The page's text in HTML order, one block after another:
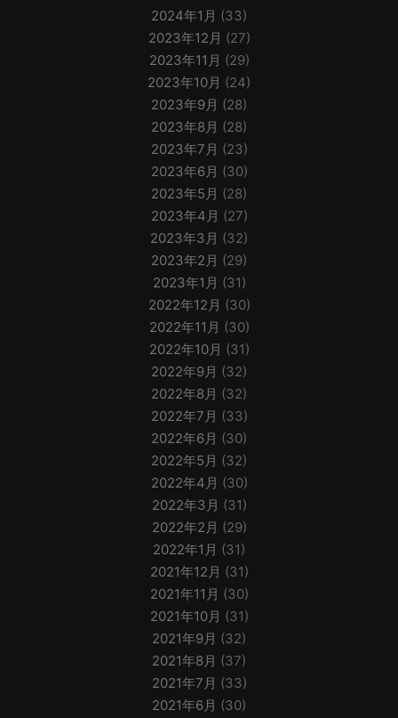
2024年1月 (33)
2023年12月 (27)
2023年11月 (29)
2023年10月 (24)
2023年9月 (28)
2023年8月 (28)
2023年7月 (23)
2023年6月 (30)
2023年5月 (28)
2023年4月 (27)
2023年3月 (32)
2023年2月 (29)
2023年1月 (31)
2022年12月 (30)
2022年11月 (30)
2022年10月 (31)
2022年9月 (32)
2022年8月 (32)
2022年7月 (33)
2022年6月 (30)
2022年5月 (32)
2022年4月 (30)
2022年3月 (31)
2022年2月 (29)
2022年1月 (31)
2021年12月 (31)
2021年11月 (30)
2021年10月 (31)
2021年9月 (32)
2021年8月 (37)
2021年7月 (33)
2021年6月 (30)